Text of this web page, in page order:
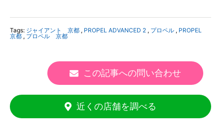
Tags: ジャイアント 京都 , PROPEL ADVANCED 2 , プロペル , PROPEL
京都 , プロペル 京都
この記事への問い合わせ
近くの店舗を調べる